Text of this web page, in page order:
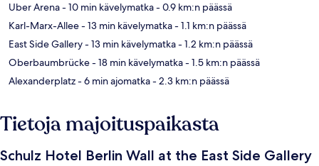
Uber Arena- 10 min kävelymatka- 0.9 km:n päässä
Karl-Marx-Allee- 13 min kävelymatka- 1.1 km:n päässä
East Side Gallery- 13 min kävelymatka- 1.2 km:n päässä
Oberbaumbrücke- 18 min kävelymatka- 1.5 km:n päässä
Alexanderplatz- 6 min ajomatka- 2.3 km:n päässä
Tietoja majoituspaikasta
Schulz Hotel Berlin Wall at the East Side Gallery